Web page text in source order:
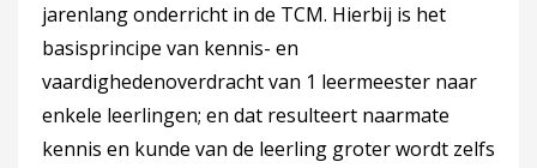
jarenlang onderricht in de TCM. Hierbij is het
basisprincipe van kennis- en
vaardighedenoverdracht van 1 leermeester naar
enkele leerlingen; en dat resulteert naarmate
kennis en kunde van de leerling groter wordt zelfs